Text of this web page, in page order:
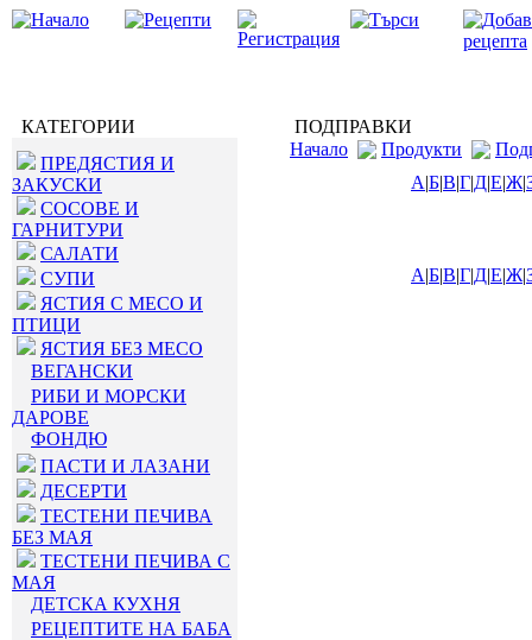
КАТЕГОРИИ
ПРЕДЯСТИЯ И
ЗАКУСКИ
СОСОВЕ И
ГАРНИТУРИ
САЛАТИ
СУПИ
ЯСТИЯ С МЕСО И
ПТИЦИ
ЯСТИЯ БЕЗ МЕСО
ВЕГАНСКИ
РИБИ И МОРСКИ
ДАРОВЕ
ФОНДЮ
ПАСТИ И ЛАЗАНИ
ДЕСЕРТИ
ТЕСТЕНИ ПЕЧИВА
БЕЗ МАЯ
ТЕСТЕНИ ПЕЧИВА С
МАЯ
ДЕТСКА КУХНЯ
РЕЦЕПТИТЕ НА БАБА
ПОДПРАВКИ
Начало
Продукти
А|Б|В|Г|Д|Е|Ж|
А|Б|В|Г|Д|Е|Ж|